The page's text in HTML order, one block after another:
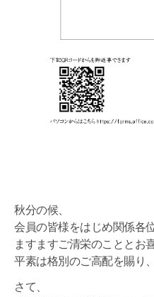
秋分の候、
会員の皆様をはじめ関係各
ますますご清栄のこととお
平素は格別のご高配を賜り
さて、